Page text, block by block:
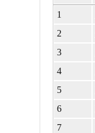
1
2
3
4
5
6
7